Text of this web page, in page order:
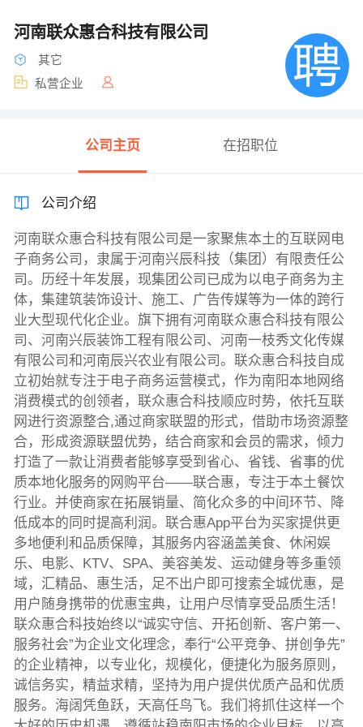
河南联众惠合科技有限公司
其它
私营企业
公司主页 在招职位
公司介绍
河南联众惠合科技有限公司是一家聚焦本土的互联网电
子商务公司，隶属于河南兴辰科技（集团）有限责任公
司。历经十年发展，现集团公司已成为以电子商务为主
体，集建筑装饰设计、施工、广告传媒等为一体的跨行
业大型现代化企业。旗下拥有河南联众惠合科技有限公
司、河南兴辰装饰工程有限公司、河南一枝秀文化传媒
有限公司和河南辰兴农业有限公司。联众惠合科技自成
立初始就专注于电子商务运营模式，作为南阳本地网络
消费模式的创领者，联众惠合科技顺应时势，依托互联
网进行资源整合,通过商家联盟的形式，借助市场资源整
合，形成资源联盟优势，结合商家和会员的需求，倾力
打造了一款让消费者能够享受到省心、省钱、省事的优
质本地化服务的网购平台——联合惠，专注于本土餐饮
行业。并使商家在拓展销量、简化众多的中间环节、降
低成本的同时提高利润。联合惠App平台为买家提供更
多地便利和品质保障，其服务内容涵盖美食、休闲娱
乐、电影、KTV、SPA、美容美发、运动健身等多重领
域，汇精品、惠生活，足不出户即可搜索全城优惠，是
用户随身携带的优惠宝典，让用户尽情享受品质生活！
联众惠合科技始终以“诚实守信、开拓创新、客户第一、
服务社会”为企业文化理念，奉行“公平竞争、拼创争先”
的企业精神，以专业化，规模化，便捷化为服务原则，
诚信务实，精益求精，坚持为用户提供优质产品和优质
服务。海阔凭鱼跃，天高任鸟飞。我们将抓住这样一个